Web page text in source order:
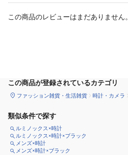
この商品のレビューはまだありません。
この商品が登録されているカテゴリ
ファッション雑貨・生活雑貨 時計・カメラ
類似条件で探す
ルミノックス×時計
ルミノックス×時計×ブラック
メンズ×時計
メンズ×時計×ブラック